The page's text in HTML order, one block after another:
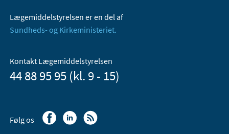
Lægemiddelstyrelsen er en del af
Sundheds- og Kirkeministeriet.
Kontakt Lægemiddelstyrelsen
44 88 95 95 (kl. 9 - 15)
Følg os